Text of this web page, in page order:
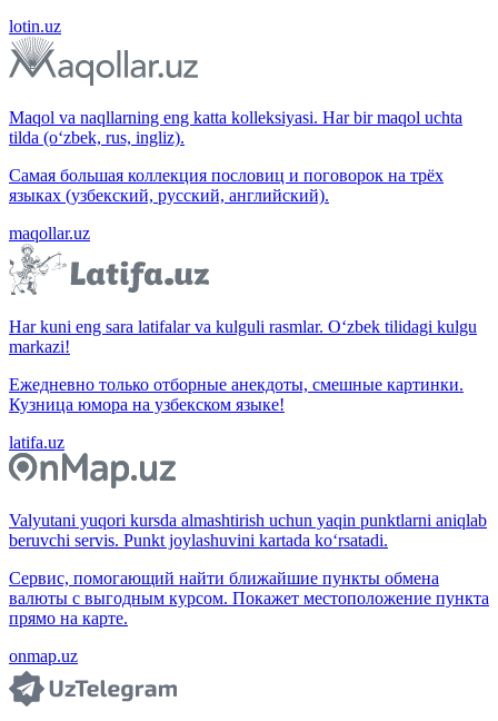
lotin.uz
Maqol va naqllarning eng katta kolleksiyasi. Har bir maqol uchta
tilda (o‘zbek, rus, ingliz).
Самая большая коллекция пословиц и поговорок на трёх
языках (узбекский, русский, английский).
maqollar.uz
Har kuni eng sara latifalar va kulguli rasmlar. O‘zbek tilidagi kulgu
markazi!
Ежедневно только отборные анекдоты, смешные картинки.
Кузница юмора на узбекском языке!
latifa.uz
Valyutani yuqori kursda almashtirish uchun yaqin punktlarni aniqlab
beruvchi servis. Punkt joylashuvini kartada ko‘rsatadi.
Сервис, помогающий найти ближайшие пункты обмена
валюты с выгодным курсом. Покажет местоположение пункта
прямо на карте.
onmap.uz